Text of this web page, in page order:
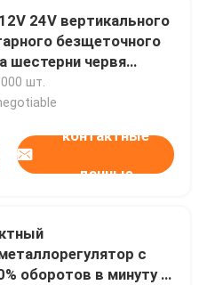
24V вертикального
безщеточного
шестерни червя
зацепил
шт.
контактные
данные
с
оборотов в минуту ≤